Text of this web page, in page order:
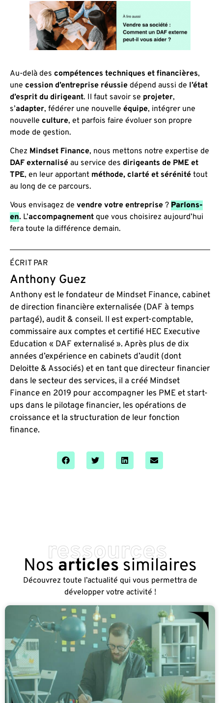
Au-delà des compétences techniques et financières,
une cession d’entreprise réussie dépend aussi de l’état
d’esprit du dirigeant. Il faut savoir se projeter,
s’adapter, fédérer une nouvelle équipe, intégrer une
nouvelle culture, et parfois faire évoluer son propre
mode de gestion.
Chez Mindset Finance, nous mettons notre expertise de
DAF externalisé au service des dirigeants de PME et
TPE, en leur apportant méthode, clarté et sérénité tout
au long de ce parcours.
Vous envisagez de vendre votre entreprise ? Parlons-
en. L’accompagnement que vous choisirez aujourd’hui
fera toute la différence demain.
ÉCRIT PAR
Anthony Guez
Anthony est le fondateur de Mindset Finance, cabinet
de direction financière externalisée (DAF à temps
partagé), audit & conseil. Il est expert-comptable,
commissaire aux comptes et certifié HEC Executive
Education « DAF externalisé ». Après plus de dix
années d’expérience en cabinets d’audit (dont
Deloitte & Associés) et en tant que directeur financier
dans le secteur des services, il a créé Mindset
Finance en 2019 pour accompagner les PME et start-
ups dans le pilotage financier, les opérations de
croissance et la structuration de leur fonction
finance.
ressources
Nos articles similaires
Découvrez toute l’actualité qui vous permettra de
développer votre activité !